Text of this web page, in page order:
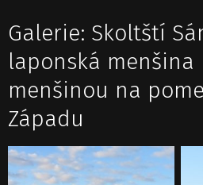
Galerie: Skoltští
laponská menšina
menšinou na
Západu